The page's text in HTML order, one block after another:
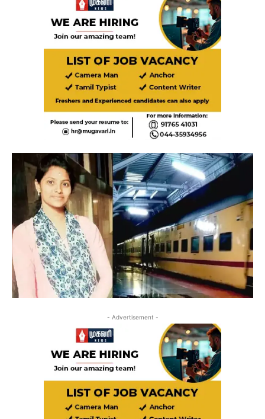
- Advertisement -